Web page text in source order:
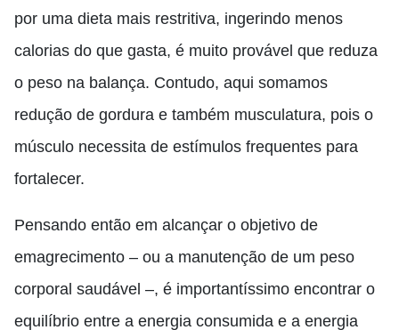
por uma dieta mais restritiva, ingerindo menos
calorias do que gasta, é muito provável que reduza
o peso na balança. Contudo, aqui somamos
redução de gordura e também musculatura, pois o
músculo necessita de estímulos frequentes para
fortalecer.
Pensando então em alcançar o objetivo de
emagrecimento – ou a manutenção de um peso
corporal saudável –, é importantíssimo encontrar o
equilíbrio entre a energia consumida e a energia